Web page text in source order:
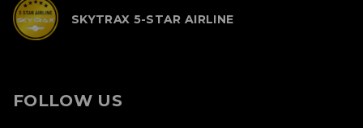
SKYTRAX 5-STAR AIRLINE
FOLLOW US